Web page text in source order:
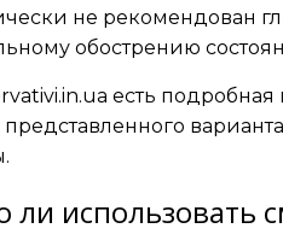
не рекомендован
обострению
есть
использовать